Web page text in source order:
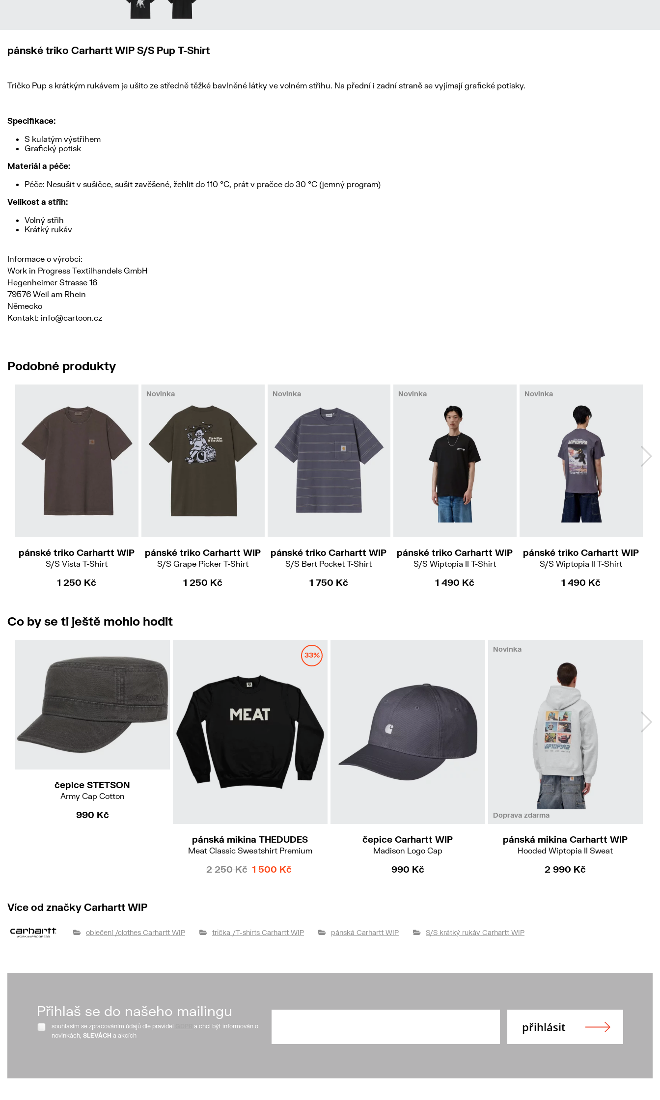
pánské triko Carhartt WIP S/S Pup T-Shirt
Tričko Pup s krátkým rukávem je ušito ze středně těžké bavlněné látky ve volném střihu. Na přední i zadní straně se vyjímají grafické potisky.
Specifikace:
S kulatým výstřihem
Grafický potisk
Materiál a péče:
Péče: Nesušit v sušičce, sušit zavěšené, žehlit do 110 °C, prát v pračce do 30 °C (jemný program)
Velikost a střih:
Volný střih
Krátký rukáv
Informace o výrobci:
Work in Progress Textilhandels GmbH
Hegenheimer Strasse 16
79576 Weil am Rhein
Německo
Kontakt: info@cartoon.cz
Podobné produkty
pánské triko Carhartt WIP
S/S Vista T-Shirt
1 250 Kč
Novinka
pánské triko Carhartt WIP
S/S Grape Picker T-Shirt
1 250 Kč
Novinka
pánské triko Carhartt WIP
S/S Bert Pocket T-Shirt
1 750 Kč
Novinka
pánské triko Carhartt WIP
S/S Wiptopia II T-Shirt
1 490 Kč
Novinka
pánské triko Carhartt WIP
S/S Wiptopia II T-Shirt
1 490 Kč
Co by se ti ještě mohlo hodit
čepice STETSON
Army Cap Cotton
990 Kč
33%
pánská mikina THEDUDES
Meat Classic Sweatshirt Premium
2 250 Kč 1 500 Kč
čepice Carhartt WIP
Madison Logo Cap
990 Kč
Doprava zdarma
Novinka
M
pánská mikina Carhartt WIP
Hooded Wiptopia II Sweat
2 990 Kč
Více od značky Carhartt WIP
oblečení /clothes Carhartt WIP trička /T-shirts Carhartt WIP pánská Carhartt WIP S/S krátký rukáv Carhartt WIP
Přihlaš se do našeho mailingu
souhlasím se zpracováním údajů dle pravidel
a chci být informován o
novinkách, SLEVÁCH a akcích